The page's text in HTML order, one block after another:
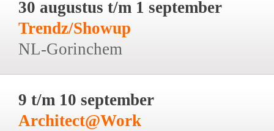
30 augustus t/m 1 september
Trendz/Showup
NL-Gorinchem
9 t/m 10 september
Architect@Work